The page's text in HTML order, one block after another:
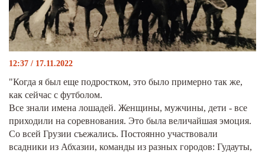
12:37 / 17.11.2022
"Когда я был еще подростком, это было примерно так же,
как сейчас с футболом.
Все знали имена лошадей. Женщины, мужчины, дети - все
приходили на соревнования. Это была величайшая эмоция.
Со всей Грузии съежались. Постоянно участвовали
всадники из Абхазии, команды из разных городов: Гудауты,